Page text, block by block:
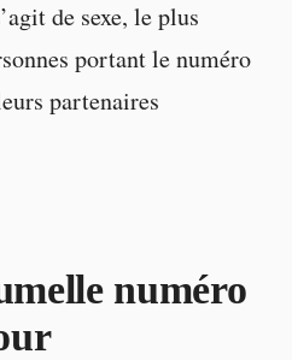
de sexe, le plus
portant le numéro
partenaires
numéro